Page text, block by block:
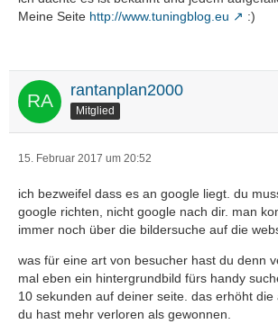
Meine Seite http://www.tuningblog.eu :)
rantanplan2000
Mitglied
15. Februar 2017 um 20:52
ich bezweifel dass es an google liegt. du
google richten, nicht google nach dir. man
immer noch über die bildersuche auf die
was für eine art von besucher hast du denn
mal eben ein hintergrundbild fürs handy
10 sekunden auf deiner seite. das erhöht
du hast mehr verloren als gewonnen.